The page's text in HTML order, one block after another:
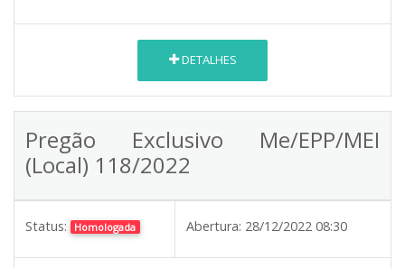
DETALHES
Pregão Exclusivo Me/EPP/MEI
(Local) 118/2022
Status: Homologada Abertura: 28/12/2022 08:30